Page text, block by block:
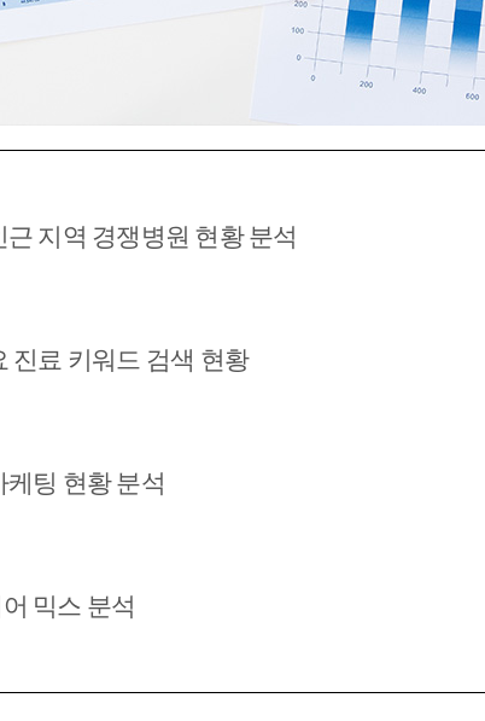
근 지역 경쟁병원 현황 분석
진료 키워드 검색 현황
케팅 현황 분석
믹스 분석